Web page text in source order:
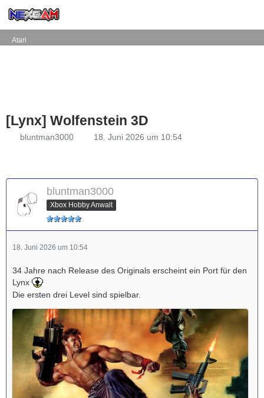
Atari
[Lynx] Wolfenstein 3D
bluntman3000 18. Juni 2026 um 10:54
bluntman3000
Xbox Hobby Anwalt
18. Juni 2026 um 10:54
34 Jahre nach Release des Originals erscheint ein Port für den
Lynx
Die ersten drei Level sind spielbar.